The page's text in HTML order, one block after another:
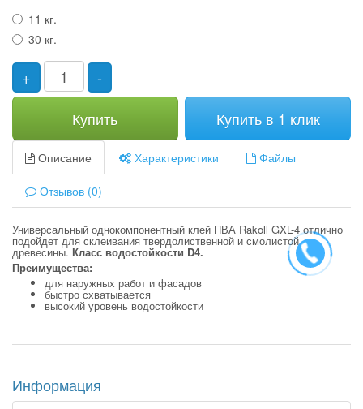
11 кг.
30 кг.
+
-
Купить
Купить в 1 клик
Описание Характеристики Файлы
Отзывов (0)
Универсальный однокомпонентный клей ПВА Rakoll GXL-4 отлично
подойдет для склеивания твердолиственной и смолистой
древесины. Класс водостойкости D4.
Преимущества:
для наружных работ и фасадов
быстро схватывается
высокий уровень водостойкости
Информация